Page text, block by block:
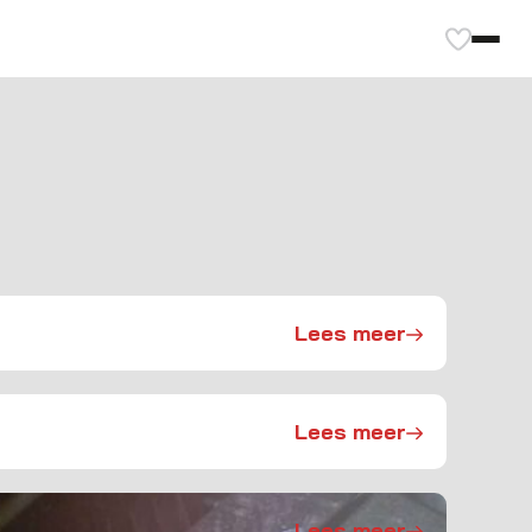
Lees meer
Lees meer